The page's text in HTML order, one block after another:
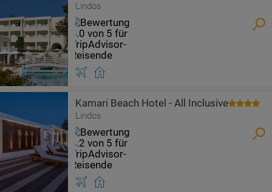
Lindos
Kamari Beach Hotel - All Inclusive
Lindos